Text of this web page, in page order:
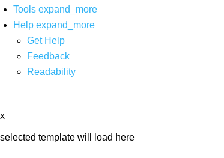
Tools expand_more
Help expand_more
Get Help
Feedback
Readability
x
selected template will load here